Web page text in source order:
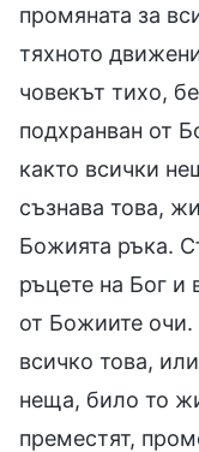
промяната за
тяхното
човекът тихо,
подхранван от
както всички
съзнава това,
Божията ръка.
ръцете на Бог и
от Божиите
всичко това,
неща, било то
преместят,